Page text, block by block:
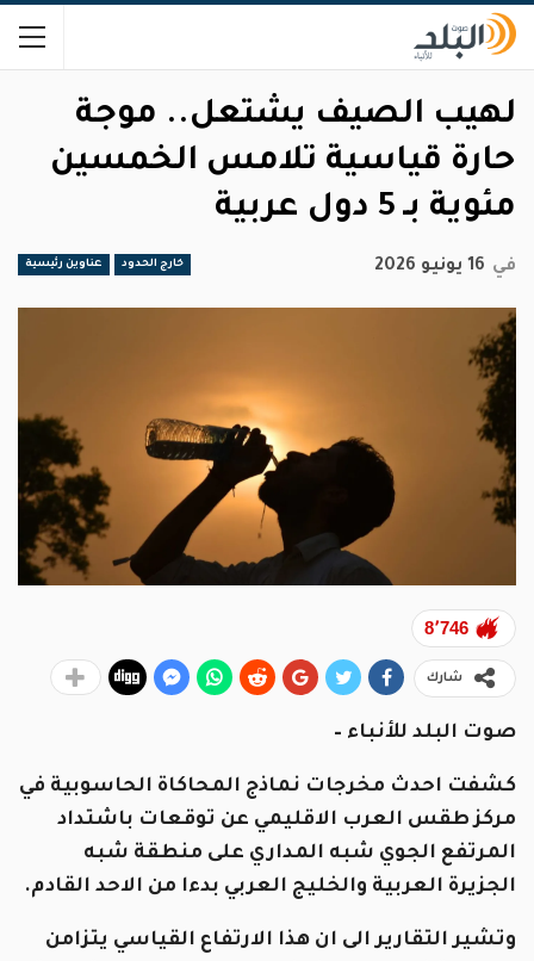
لهيب الصيف يشتعل.. موجة
حارة قياسية تلامس الخمسين
مئوية بـ 5 دول عربية
خارج الحدود عناوين رئيسية في 16 يونيو 2026
8٬746
شارك
صوت البلد للأنباء –
كشفت احدث مخرجات نماذج المحاكاة الحاسوبية في
مركز طقس العرب الاقليمي عن توقعات باشتداد
المرتفع الجوي شبه المداري على منطقة شبه
الجزيرة العربية والخليج العربي بدءا من الاحد القادم.
وتشير التقارير الى ان هذا الارتفاع القياسي يتزامن